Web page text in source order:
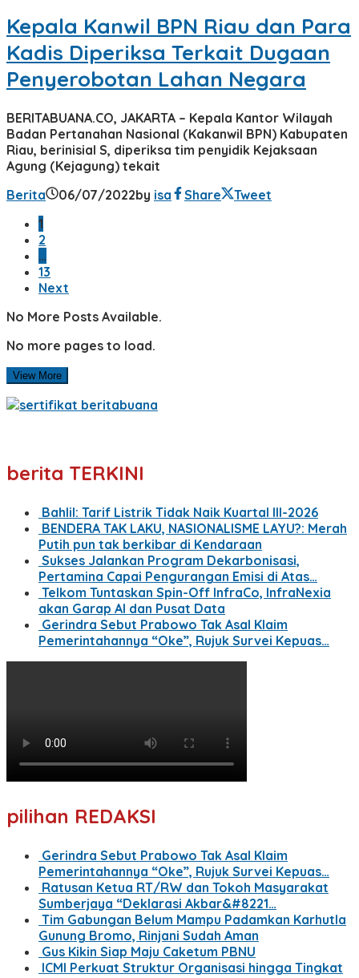
Kepala Kanwil BPN Riau dan Para
Kadis Diperiksa Terkait Dugaan
Penyerobotan Lahan Negara
BERITABUANA.CO, JAKARTA – Kepala Kantor Wilayah
Badan Pertanahan Nasional (Kakanwil BPN) Kabupaten
Riau, berinisial S, diperiksa tim penyidik Kejaksaan
Agung (Kejagung) tekait
Berita
06/07/2022by isa Share
Tweet
1
2
…
13
Next
No More Posts Available.
No more pages to load.
View More
berita TERKINI
Bahlil: Tarif Listrik Tidak Naik Kuartal III-2026
BENDERA TAK LAKU, NASIONALISME LAYU?: Merah
Putih pun tak berkibar di Kendaraan
Sukses Jalankan Program Dekarbonisasi,
Pertamina Capai Pengurangan Emisi di Atas…
Telkom Tuntaskan Spin-Off InfraCo, InfraNexia
akan Garap AI dan Pusat Data
Gerindra Sebut Prabowo Tak Asal Klaim
Pemerintahannya “Oke”, Rujuk Survei Kepuas…
pilihan REDAKSI
Gerindra Sebut Prabowo Tak Asal Klaim
Pemerintahannya “Oke”, Rujuk Survei Kepuas…
Ratusan Ketua RT/RW dan Tokoh Masyarakat
Sumberjaya “Deklarasi Akbar&#8221…
Tim Gabungan Belum Mampu Padamkan Karhutla
Gunung Bromo, Rinjani Sudah Aman
Gus Kikin Siap Maju Caketum PBNU
ICMI Perkuat Struktur Organisasi hingga Tingkat